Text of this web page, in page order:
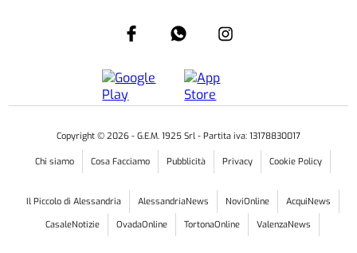
Copyright © 2026 - G.E.M. 1925 Srl - Partita iva: 13178830017
Chi siamo Cosa Facciamo Pubblicità Privacy Cookie Policy
Il Piccolo di Alessandria AlessandriaNews NoviOnline
AcquiNews
CasaleNotizie
OvadaOnline TortonaOnline ValenzaNews